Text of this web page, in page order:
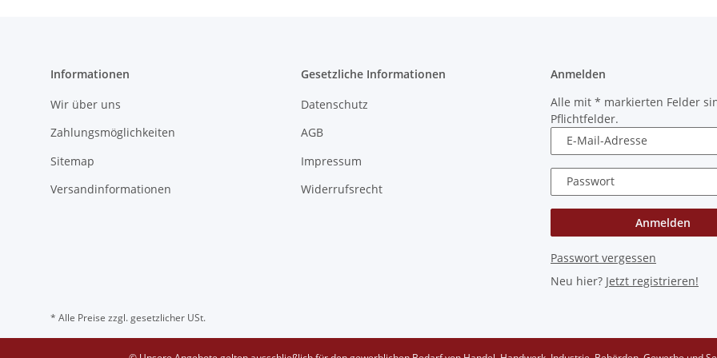
Informationen
Wir über uns
Zahlungsmöglichkeiten
Sitemap
Versandinformationen
Gesetzliche Informationen
Datenschutz
AGB
Impressum
Widerrufsrecht
Anmelden
Alle mit * markierten Felder
Pflichtfelder.
E-Mail-Adresse
Passwort
Anmelden
Passwort vergessen
Neu hier? Jetzt registrieren!
* Alle Preise zzgl. gesetzlicher USt.